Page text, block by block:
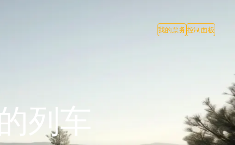
我的票务控制面板
列车